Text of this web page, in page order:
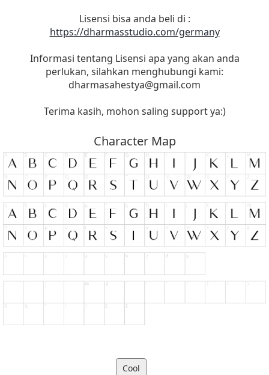
Lisensi bisa anda beli di :
https://dharmasstudio.com/germany
Informasi tentang Lisensi apa yang akan anda
perlukan, silahkan menghubungi kami:
dharmasahestya@gmail.com
Terima kasih, mohon saling support ya:)
Character Map
Cool